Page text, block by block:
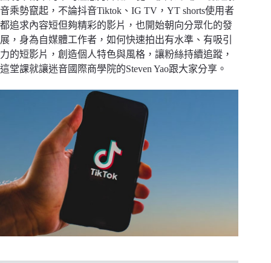
音乘勢竄起，不論抖音Tiktok、IG TV，YT shorts使用者
都追求內容短但夠精彩的影片，也開始朝向分眾化的發
展，身為自媒體工作者，如何快速拍出有水準、有吸引
力的短影片，創造個人特色與風格，讓粉絲持續追蹤，
這堂課就讓迷音國際商學院的Steven Yao跟大家分享。